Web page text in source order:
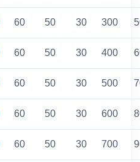
60 50 30 300
60 50 30 400
60 50 30 500
60 50 30 600
60 50 30 700